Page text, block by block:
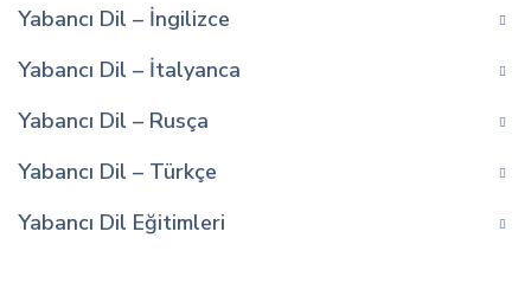
Yabancı Dil – İngilizce
Yabancı Dil – İtalyanca
Yabancı Dil – Rusça
Yabancı Dil – Türkçe
Yabancı Dil Eğitimleri